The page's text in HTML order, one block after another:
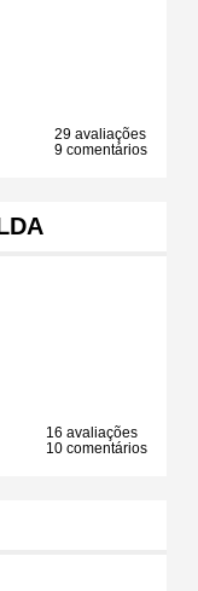
29 avaliações
9 comentários
16 avaliações
10 comentários